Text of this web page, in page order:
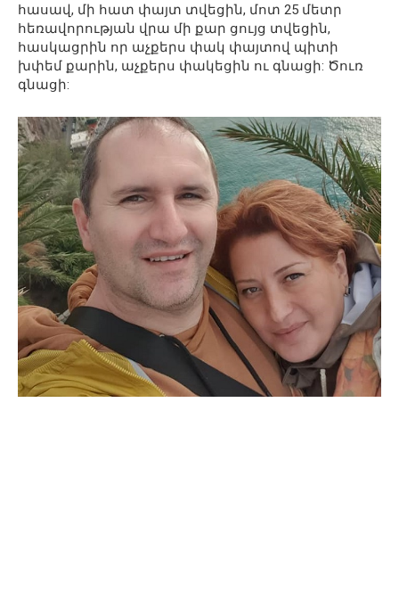
հասավ, մի հատ փայտ տվեցին, մոտ 25 մետր
հեռավորության վրա մի քար ցույց տվեցին,
հասկացրին որ աչքերս փակ փայտով պիտի
խփեմ քարին, աչքերս փակեցին ու գնացի: Ծուռ
գնացի: